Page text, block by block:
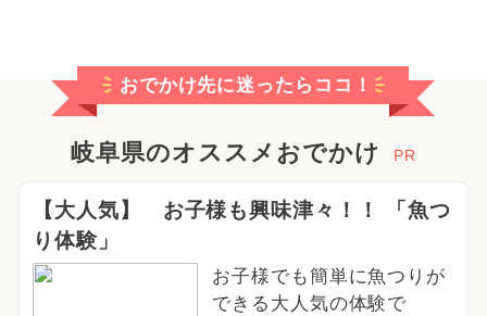
おでかけ先に迷ったらココ！
岐阜県のオススメおでかけ PR
【大人気】 お子様も興味津々！！ 「魚つ
り体験」
お子様でも簡単に魚つりが
できる大人気の体験で